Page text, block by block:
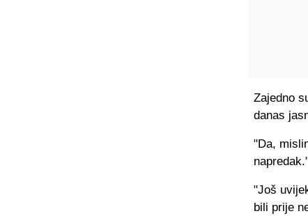
Zajedno
danas
"Da,
"Još
bili prije